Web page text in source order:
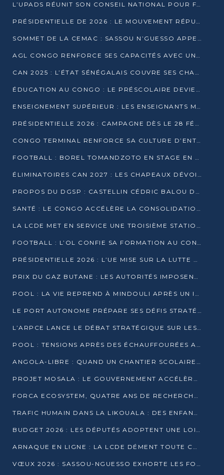
L’UPADS RÉUNIT SON CONSEIL NATIONAL POUR FIXER SA LIGNE POLITIQUE À DEUX MOIS DE LA PRÉSIDENTIELLE
PRÉSIDENTIELLE DE 2026 : LE MOUVEMENT RÉPUBLICAIN DÉNONCE UNE CONVOCATION ÉLECTORALE « OPAQUE ET PRÉCIPITÉE »
SOMMET DE LA CEMAC : SASSOU N’GUESSO APPELLE À LA VIGILANCE FACE AUX RISQUES ÉCONOMIQUES
AGL CONGO RENFORCE SES CAPACITÉS AVEC UNE GRUE DE 250 TONNES
CAN 2025 : L’ÉTAT SÉNÉGALAIS COUVRE SES CHAMPIONS D’AFRIQUE DE RÉCOMPENSES EXCEPTIONNELLES
ÉDUCATION AU CONGO : LE PRÉSCOLAIRE DEVIENT OBLIGATOIRE, LE BTS CONSACRÉ DIPLÔME D’ÉTAT
ENSEIGNEMENT SUPÉRIEUR : LES ENSEIGNANTS MAINTIENNENT LA GRÈVE ET EXIGENT UN ACCORD ÉCRIT AVEC L’ÉTAT
PRÉSIDENTIELLE 2026 : CAMPAGNE DÈS LE 28 FÉVRIER, SCRUTIN LES 12 ET 15 MARS
CONGO TERMINAL RENFORCE SA CULTURE D’ENTREPRISE AVEC LE PROGRAMME « WIN TOGETHER »
FOOTBALL : BOREL TOMANDZOTO EN STAGE EN ESPAGNE AVEC POLISSYA FC
ÉLIMINATOIRES CAN 2027 : LES CHAPEAUX DÉVOILÉS, LE CONGO FIXÉ SUR SON SORT
PROPOS DU DGSP : CASTELLIN CÉDRIC BALOU DÉNONCE DES PROPOS INTIMIDANTS
SANTÉ : LE CONGO ACCÉLÈRE LA CONSOLIDATION DE L’OFFRE DE SOINS
LA LCDE MET EN SERVICE UNE TROISIÈME STATION D’EAU POTABLE À MFILOU
FOOTBALL : L’OL CONFIE SA FORMATION AU CONGOLAIS CHRISTIAN BASSILA
PRÉSIDENTIELLE 2026 : L’UE MISE SUR LA LUTTE CONTRE LA DÉSINFORMATION
PRIX DU GAZ BUTANE : LES AUTORITÉS IMPOSENT LE RESPECT DES PRIX RÉGLEMENTÉS
POOL : LA VIE REPREND À MINDOULI APRÈS UN INCIDENT ARMÉ SUR LA RN1
LE PORT AUTONOME PRÉPARE SES DÉFIS STRATÉGIQUES DE 2026
L’ARPCE LANCE LE DÉBAT STRATÉGIQUE SUR LES DONNÉES, L’IA ET LA FINANCE NUMÉRIQUE AU CONGO
POOL : TENSIONS APRÈS DES ÉCHAUFFOURÉES ARMÉES ENTRE DGSP ET EX-MILICIENS NINJA
ANGOLA-LIBRE : QUAND UN CHANTIER SCOLAIRE DEVIENT LE MIROIR D’UN CONGO EN MOUVEMENT
PROJET MOSALA : LE GOUVERNEMENT ACCÉLÈRE L’INSERTION DES JEUNES EN 2026
FORCA ECOSYSTEM, QUATRE ANS DE RECHERCHE DE TERRAIN AVANT UN LANCEMENT OFFICIEL EN 2026
TRAFIC HUMAIN DANS LA LIKOUALA : DES ENFANTS AUTOCHTONES RÉDUITS AU TRAVAIL FORCÉ
BUDGET 2026 : LES DÉPUTÉS ADOPTENT UNE LOI DES FINANCES DE PLUS DE 2500 MILLIARDS FCFA
ARNAQUE EN LIGNE : LA LCDE DÉMENT TOUTE CAMPAGNE DE RECRUTEMENT
VŒUX 2026 : SASSOU-NGUESSO EXHORTE LES FORCES VIVES À RENFORCER L’UNITÉ